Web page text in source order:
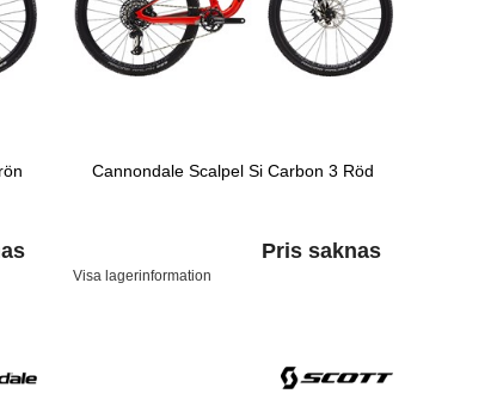
Cannondale Scalpel Si Carbon 3 Röd
Pris saknas
Visa lagerinformation